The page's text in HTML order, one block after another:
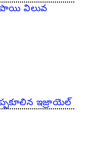
విలువ
ఇజ్రాయెల్